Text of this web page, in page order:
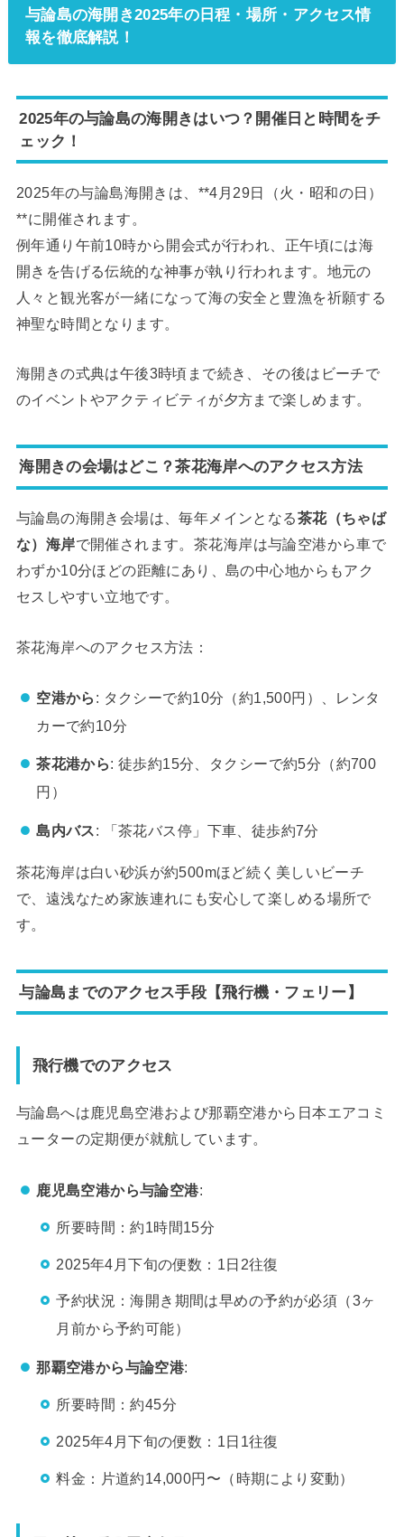
与論島の海開き2025年の日程・場所・アクセス情
報を徹底解説！
2025年の与論島の海開きはいつ？開催日と時間をチ
ェック！
2025年の与論島海開きは、**4月29日（火・昭和の日）
**に開催されます。
例年通り午前10時から開会式が行われ、正午頃には海
開きを告げる伝統的な神事が執り行われます。地元の
人々と観光客が一緒になって海の安全と豊漁を祈願する
神聖な時間となります。
海開きの式典は午後3時頃まで続き、その後はビーチで
のイベントやアクティビティが夕方まで楽しめます。
海開きの会場はどこ？茶花海岸へのアクセス方法
与論島の海開き会場は、毎年メインとなる茶花（ちゃば
な）海岸で開催されます。茶花海岸は与論空港から車で
わずか10分ほどの距離にあり、島の中心地からもアク
セスしやすい立地です。
茶花海岸へのアクセス方法：
空港から : タクシーで約10分（約1,500円）、レンタ
カーで約10分
茶花港から: 徒歩約15分、タクシーで約5分（約700
円）
島内バス: 「茶花バス停」下車、徒歩約7分
茶花海岸は白い砂浜が約500mほど続く美しいビーチ
で、遠浅なため家族連れにも安心して楽しめる場所で
す。
与論島までのアクセス手段【飛行機・フェリー】
飛行機でのアクセス
与論島へは鹿児島空港および那覇空港から日本エアコミ
ューターの定期便が就航しています。
鹿児島空港から与論空港:
所要時間：約1時間15分
2025年4月下旬の便数：1日2往復
予約状況：海開き期間は早めの予約が必須（3ヶ
月前から予約可能）
那覇空港から与論空港:
所要時間：約45分
2025年4月下旬の便数：1日1往復
料金：片道約14,000円〜（時期により変動）